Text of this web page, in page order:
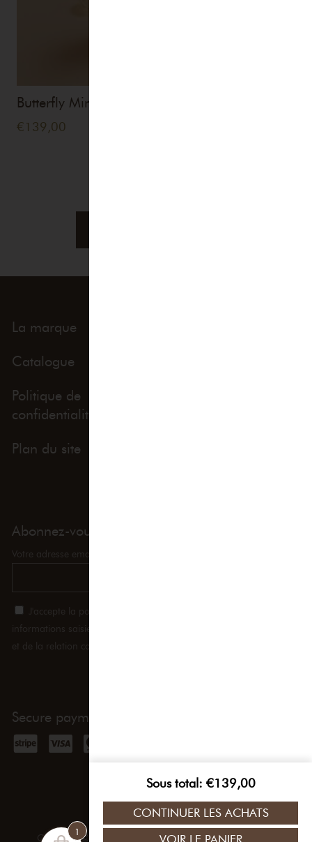
Butterfly Mind Travel Set Spray
€139,00
La marque
Catalogue
Politique de
confidentialité
Plan du site
Abonnez-vous et obtenez 10% de réduction !
Votre adresse email
J'accepte la politique de confidentialité du site et donc que les
informations saisies soient exploitées dans le cadre de ma demande
et de la relation commerciale qui peut en découler.
Secure payment
Copyright © 2021 State Of Mind, Inc. All rights reserved
1
Sous total €139,00
CONTINUER LES ACHATS
VOIR LE PANIER